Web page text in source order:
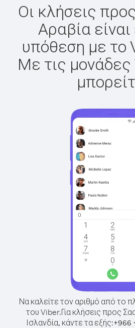
Οι κλήσεις
Αραβία
υπόθεση με το
Με τις
Να καλείτε τον αριθμό από το
του Viber.Για κλήσεις προς
Ισλανδία, κάντε τα εξής:+966